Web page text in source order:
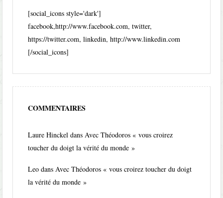
[social_icons style='dark']
facebook,http://www.facebook.com, twitter,
https://twitter.com, linkedin, http://www.linkedin.com
[/social_icons]
COMMENTAIRES
Laure Hinckel dansAvec Théodoros « vous croirez
toucher du doigt la vérité du monde »
Leo dansAvec Théodoros « vous croirez toucher du doigt
la vérité du monde »